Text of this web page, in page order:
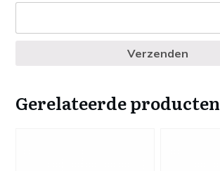
Verzenden
Gerelateerde producten